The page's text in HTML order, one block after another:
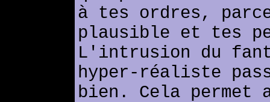
à tes ordres,
plausible et tes
L'intrusion du
hyper-réaliste
bien. Cela